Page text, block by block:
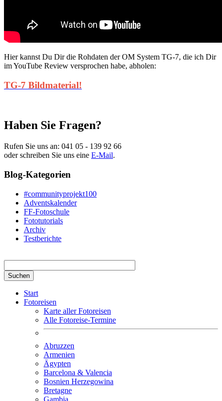
Hier kannst Du Dir die Rohdaten der OM System TG-7, die ich Dir
im YouTube Review versprochen habe, abholen:
TG-7 Bildmaterial!
Haben Sie Fragen?
Rufen Sie uns an: 041 05 - 139 92 66
oder schreiben Sie uns eine E-Mail.
Blog-Kategorien
#communityprojekt100
Adventskalender
FF-Fotoschule
Fototutorials
Archiv
Testberichte
Start
Fotoreisen
Karte aller Fotoreisen
Alle Fotoreise-Termine
Abruzzen
Armenien
Ägypten
Barcelona & Valencia
Bosnien Herzegowina
Bretagne
Gambia